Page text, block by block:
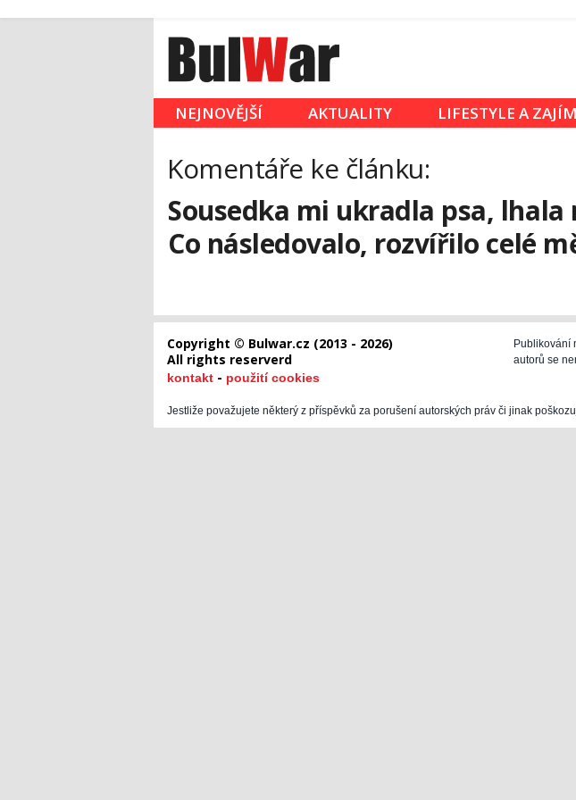
NEJNOVĚJŠÍ AKTUALITY LIFESTYLE A
Komentáře ke článku:
Sousedka mi ukradla psa,
Co následovalo, rozvířilo celé
Copyright © Bulwar.cz (2013 - 2026)
All rights reserverd
kontakt - použití cookies
Publikování
autorů se
Jestliže považujete některý z příspěvků za porušení autorských práv či jinak